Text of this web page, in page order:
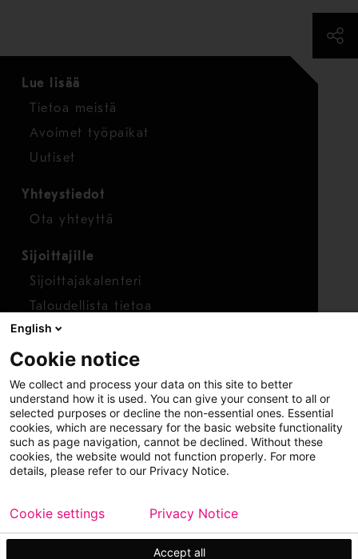
Lue lisää
Tietoa meistä
Avoimet työpaikat
Uutiset
Yhteystiedot
Ota yhteyttä
Sijoittajille
Sijoittajakalenteri
Taloudellista tietoa
Osakkeet
Raportoi huolenaihe
Whistleblower-työkalu
Copyright © 2026 Metso
Sivukartta
Käyttöehdot
Tietosuoja Tavaramerkit
English
Cookie notice
We collect and process your data on this site to better
understand how it is used. You can give your consent to all or
selected purposes or decline the non-essential ones. Essential
cookies, which are necessary for the basic website functionality
such as page navigation, cannot be declined. Without these
cookies, the website would not function properly. For more
details, please refer to our Privacy Notice.
Accept all
Cookie settings Privacy Notice